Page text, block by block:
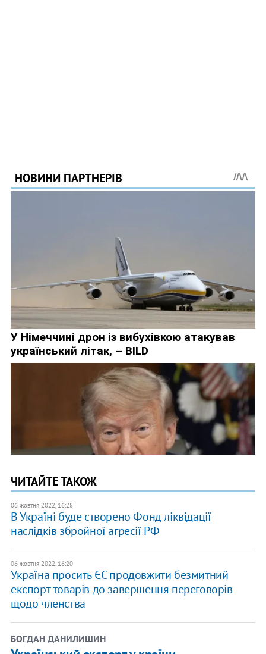
ЧИТАЙТЕ ТАКОЖ
06 жовтня 2022, 16:28
В Україні буде створено Фонд ліквідації
наслідків збройної агресії РФ
06 жовтня 2022, 16:20
​Україна просить ЄС продовжити безмитний
експорт товарів до завершення переговорів
щодо членства
БОГДАН ДАНИЛИШИН